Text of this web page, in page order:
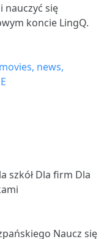
nauczyć się
koncie LingQ.
szkół Dla firm Dla
Naucz się